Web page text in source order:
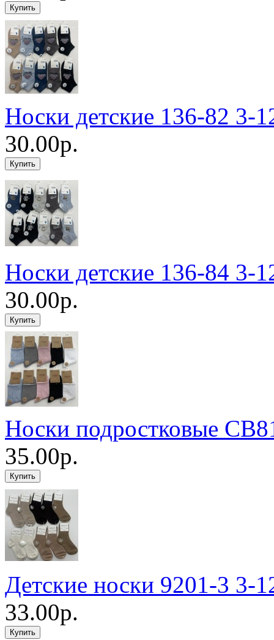
Носки детские 136-82 3-
30.00р.
Носки детские 136-84 3-
30.00р.
Носки подростковые
35.00р.
Детские носки 9201-3 3-
33.00р.